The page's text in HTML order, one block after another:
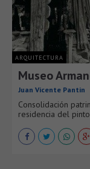
ARQUITECTURA
Museo
Juan Vicente Pantin
Consolidación
residencia del